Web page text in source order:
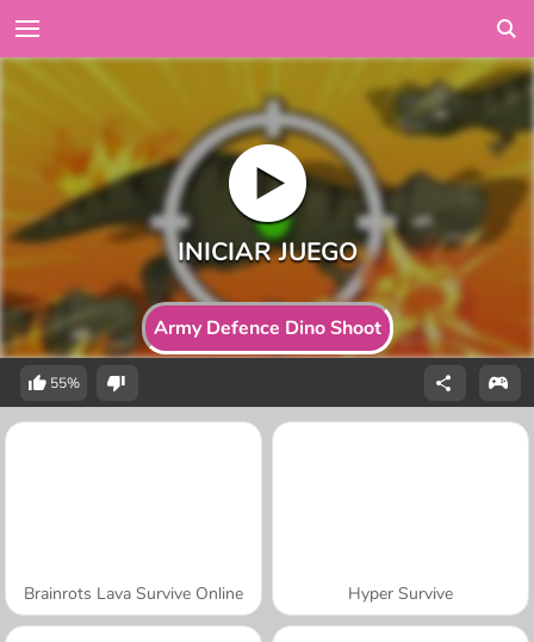
Army Defence Dino Shoot
55%
Brainrots Lava Survive Online Hyper Survive